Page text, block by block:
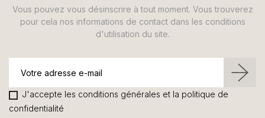
Vous pouvez vous désinscrire à tout moment. Vous trouverez
pour cela nos informations de contact dans les conditions
d'utilisation du site.
J'accepte les conditions générales et la politique de
confidentialité